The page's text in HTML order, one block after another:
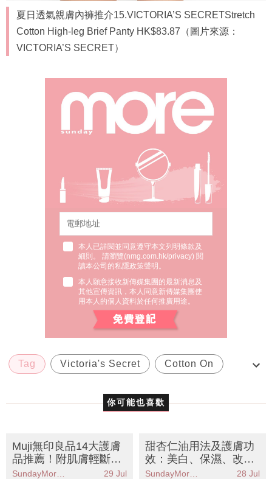
夏日透氣親膚內褲推介15.VICTORIA’S SECRETStretch
Cotton High-leg Brief Panty HK$83.87（圖片來源：
VICTORIA’S SECRET）
本人已詳閱並同意遵守本文列明條款及
細則。 請瀏覽(nmg.com.hk/privacy) 閱
讀本公司的私隱政策聲明。
本人願意接收新傳媒集團的最新消息及
其他宣傳資訊，本人同意新傳媒集團使
用本人的個人資料於任何推廣用途。
Tag Victoria's Secret Cotton On
你可能也喜歡
Muji無印良品14大護膚
品推薦！附肌膚輕斷食
步驟：1週急救敏感泛29 Jul
甜杏仁油用法及護膚功
效：美白、保濕、改善
毛孔粗大
28 Jul